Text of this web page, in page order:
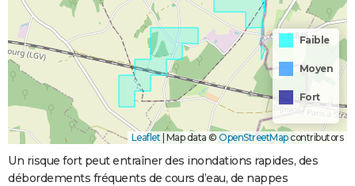
Faible
Moyen
Fort
Leaflet | Map data © OpenStreetMapcontributors
Un risque fort peut entraîner des inondations rapides, des
débordements fréquents de cours d’eau, de nappes